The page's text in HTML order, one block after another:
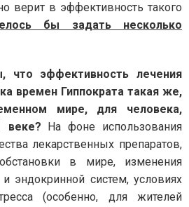
верит в эффективность такого
бы задать несколько
что эффективность лечения
времен Гиппократа такая же,
мире, для человека,
веке? На фоне использования
лекарственных препаратов,
в мире, изменения
и эндокринной систем, условиях
(особенно, для жителей